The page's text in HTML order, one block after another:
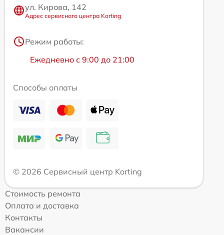
ул. Кирова, 142
Адрес сервисного центра Korting
Режим работы:
Ежедневно с 9:00 до 21:00
Способы оплаты
© 2026 Сервисный центр Korting
Стоимость ремонта
Оплата и доставка
Контакты
Вакансии